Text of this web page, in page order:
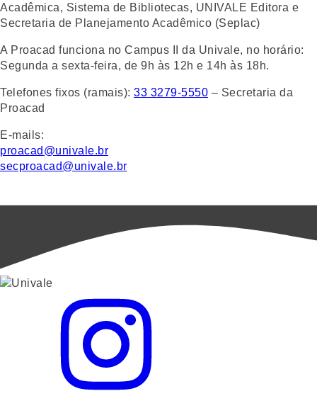
Acadêmica, Sistema de Bibliotecas, UNIVALE Editora e
Secretaria de Planejamento Acadêmico (Seplac)
A Proacad funciona no Campus II da Univale, no horário:
Segunda a sexta-feira, de 9h às 12h e 14h às 18h.
Telefones fixos (ramais): 33 3279-5550 – Secretaria da
Proacad
E-mails:
proacad@univale.br
secproacad@univale.br